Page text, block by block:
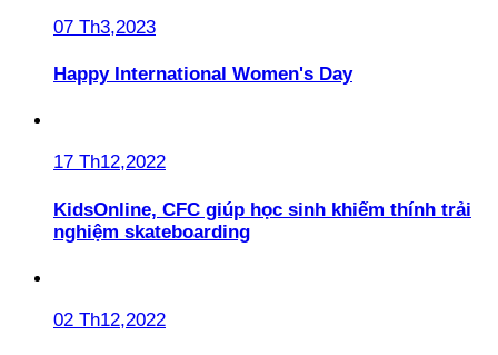
07 Th3,2023
Happy International Women's Day
17 Th12,2022
KidsOnline, CFC giúp học sinh khiếm thính trải
nghiệm skateboarding
02 Th12,2022